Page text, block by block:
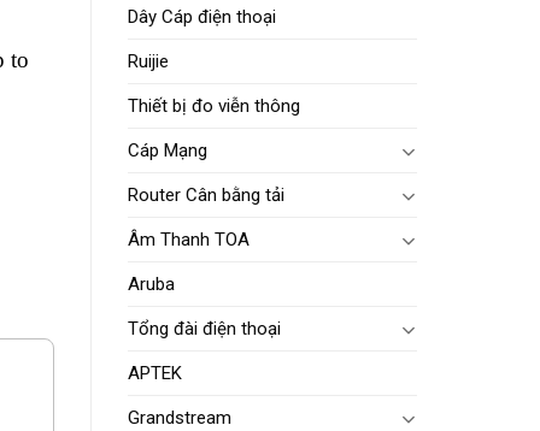
Dây Cáp điện thoại
Ruijie
Thiết bị đo viễn thông
Cáp Mạng
Router Cân bằng tải
Âm Thanh TOA
Aruba
Tổng đài điện thoại
APTEK
Grandstream
to